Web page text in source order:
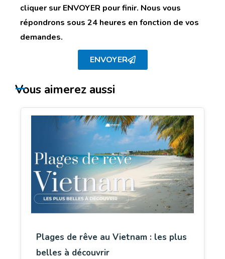
cliquer sur ENVOYER pour finir. Nous vous
répondrons sous 24 heures en fonction de vos
demandes.
ENVOYER
Vous aimerez aussi
Plages de rêve au Vietnam : les plus
belles à découvrir